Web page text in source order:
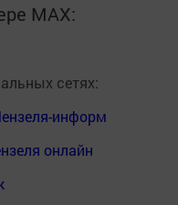
MАХ:
сетях:
информ
онлайн